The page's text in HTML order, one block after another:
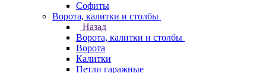
Софиты
Ворота, калитки и столбы
Назад
Ворота, калитки и столбы
Ворота
Калитки
Петли гаражные